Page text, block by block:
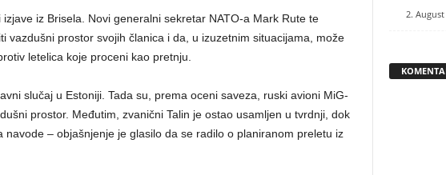
iz Brisela. Novi generalni sekretar NATO-a Mark Rute te
vazdušni prostor svojih članica i da, u izuzetnim situacijama, može
letelica koje proceni kao pretnju.
slučaj u Estoniji. Tada su, prema oceni saveza, ruski avioni MiG-
prostor. Međutim, zvanični Talin je ostao usamljen u tvrdnji, dok
navode – objašnjenje je glasilo da se radilo o planiranom preletu iz
2. August